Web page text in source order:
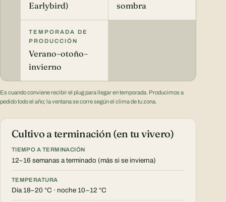
Earlybird)
sombra
TEMPORADA DE
PRODUCCIÓN
Verano–otoño–
invierno
Es cuando conviene recibir el plug para llegar en temporada. Producimos a
pedido todo el año; la ventana se corre según el clima de tu zona.
Cultivo a terminación (en tu vivero)
TIEMPO A TERMINACIÓN
12–16 semanas a terminado (más si se invierna)
TEMPERATURA
Día 18–20 °C · noche 10–12 °C